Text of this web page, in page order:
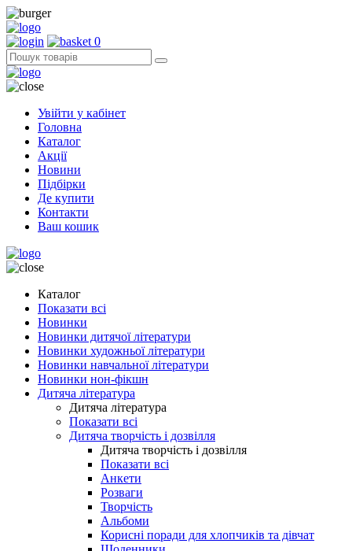
0
Увійти у кабінет
Головна
Каталог
Акції
Новини
Підбірки
Де купити
Контакти
Ваш кошик
Каталог
Показати всі
Новинки
Новинки дитячої літератури
Новинки художньої літератури
Новинки навчальної літератури
Новинки нон-фікшн
Дитяча література
Дитяча література
Показати всі
Дитяча творчість і дозвілля
Дитяча творчість і дозвілля
Показати всі
Анкети
Розваги
Творчість
Альбоми
Корисні поради для хлопчиків та дівчат